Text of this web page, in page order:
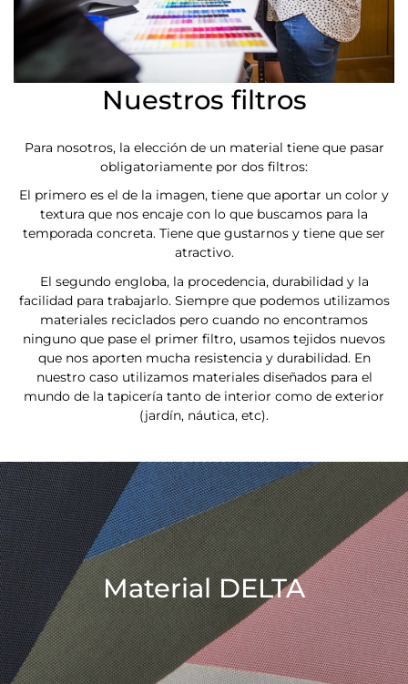
Nuestros filtros
Para nosotros, la elección de un material tiene que pasar
obligatoriamente por dos filtros:
El primero es el de la imagen, tiene que aportar un color y
textura que nos encaje con lo que buscamos para la
temporada concreta. Tiene que gustarnos y tiene que ser
atractivo.
El segundo engloba, la procedencia, durabilidad y la
facilidad para trabajarlo. Siempre que podemos utilizamos
materiales reciclados pero cuando no encontramos
ninguno que pase el primer filtro, usamos tejidos nuevos
que nos aporten mucha resistencia y durabilidad. En
nuestro caso utilizamos materiales diseñados para el
mundo de la tapicería tanto de interior como de exterior
(jardín, náutica, etc).
Material DELTA